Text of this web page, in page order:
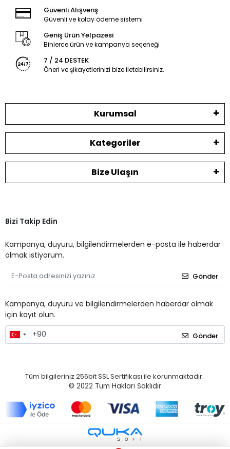
Güvenli Alışveriş
Güvenli ve kolay ödeme sistemi
Geniş Ürün Yelpazesi
Binlerce ürün ve kampanya seçeneği
7 / 24 DESTEK
Öneri ve şikayetlerinizi bize iletebilirsiniz.
Kurumsal
Kategoriler
Bize Ulaşın
Bizi Takip Edin
Kampanya, duyuru, bilgilendirmelerden e-posta ile haberdar
olmak istiyorum.
Gönder
Kampanya, duyuru ve bilgilendirmelerden haberdar olmak
için kayıt olun.
Gönder
Tüm bilgileriniz 256bit SSL Sertifikası ile korunmaktadır.
© 2022 Tüm Hakları Saklıdır